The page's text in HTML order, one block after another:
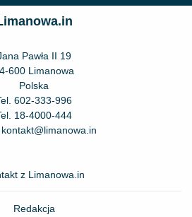
Pawła II 19
600 Limanowa
Polska
602-333-996
18-4000-444
kontakt@limanowa.in
z Limanowa.in
Redakcja